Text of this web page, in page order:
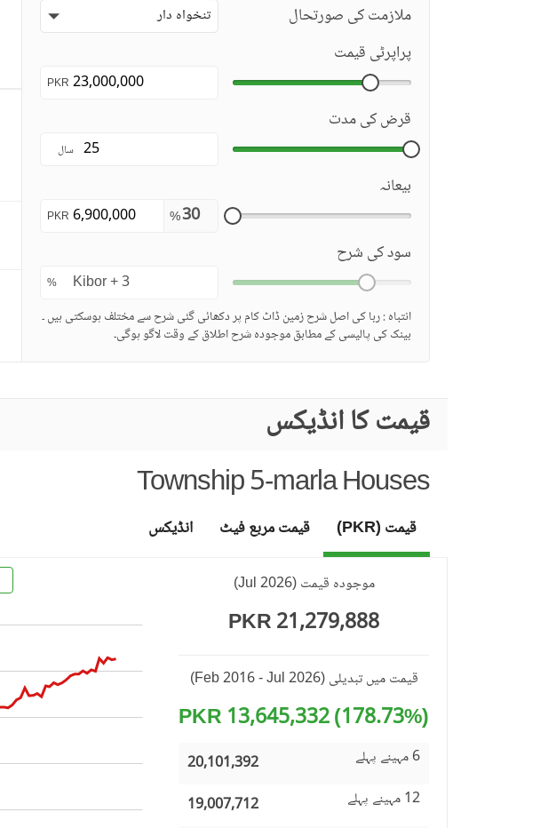
ملازمت کی صورتحال تنخواہ دار
پراپرٹی قیمت
PKR
قرض کی مدت
سال
بیعانہ
%
PKR
سود کی شرح
%
انتباہ : ربا کی اصل شرح زمین ڈاٹ کام پر دکھائی گئی شرح سے مختلف ہوسکتی ہیں ۔
بینک کی پالیسی کے مطابق موجودہ شرح اطلاق کے وقت لاگو ہوگی۔
قیمت کا انڈیکس
Township 5-marla Houses
موجودہ قیمت(
Jul 2026
)
21,279,888 PKR
قیمت میں تبدیلی (Feb 2016 - Jul 2026)
(178.73%) 13,645,332 PKR
6 مہینے پہلے
20,101,392
12 مہینے پہلے
19,007,712
قیمت (PKR) قیمت مربع فیٹ انڈیکس